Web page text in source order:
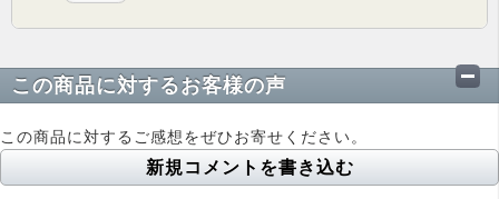
この商品に対するお客様の声
この商品に対するご感想をぜひお寄せください。
新規コメントを書き込む